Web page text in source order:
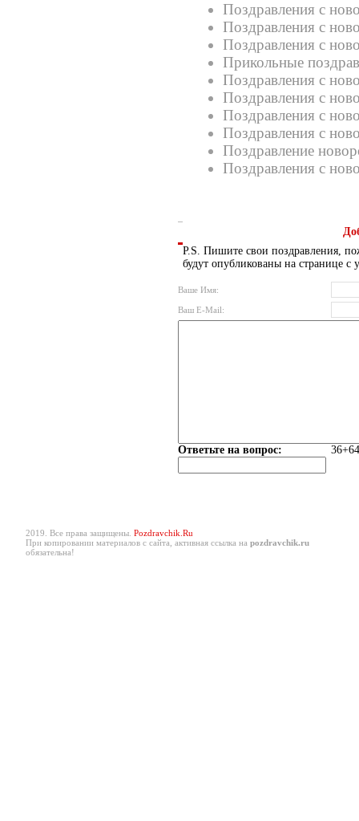
Поздравления с
Поздравления с
Поздравления с
Прикольные
Поздравления с
Поздравления с
Поздравления с
Поздравления с
Поздравление
Поздравления с
P.S. Пишите свои поздравления,
будут опубликованы на странице с
Ваше Имя:
Ваш E-Mail:
Ответьте на вопрос:
2019. Все права защищены. Pozdravchik.Ru
При копировании материалов с сайта, активная ссылка на pozdravchik.ru
обязательна!